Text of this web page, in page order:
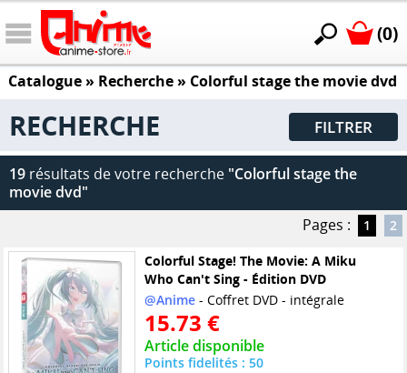
(0)
Catalogue» Recherche » Colorful stage the movie dvd
RECHERCHE FILTRER
19 résultats de votre recherche "Colorful stage the
movie dvd"
Pages :
1 2
Colorful Stage! The Movie: A Miku
Who Can't Sing - Édition DVD
@Anime- Coffret DVD - intégrale
15.73 €
Article disponible
Points fidelités : 50